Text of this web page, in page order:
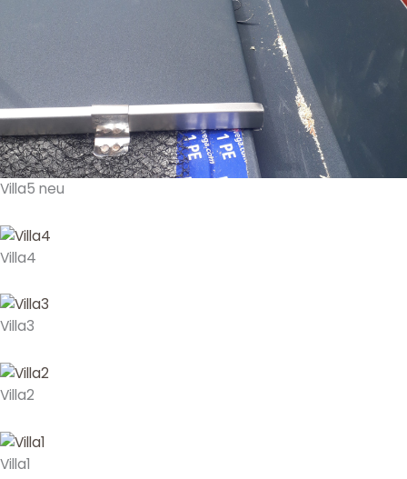
Villa5 neu
Villa4
Villa3
Villa2
Villa1